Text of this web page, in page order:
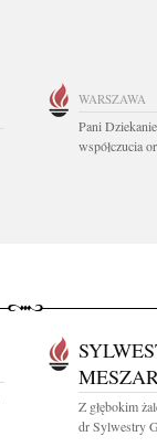
WARSZAWA
Pani
współczucia
Z głębokim
dr Sylwestry